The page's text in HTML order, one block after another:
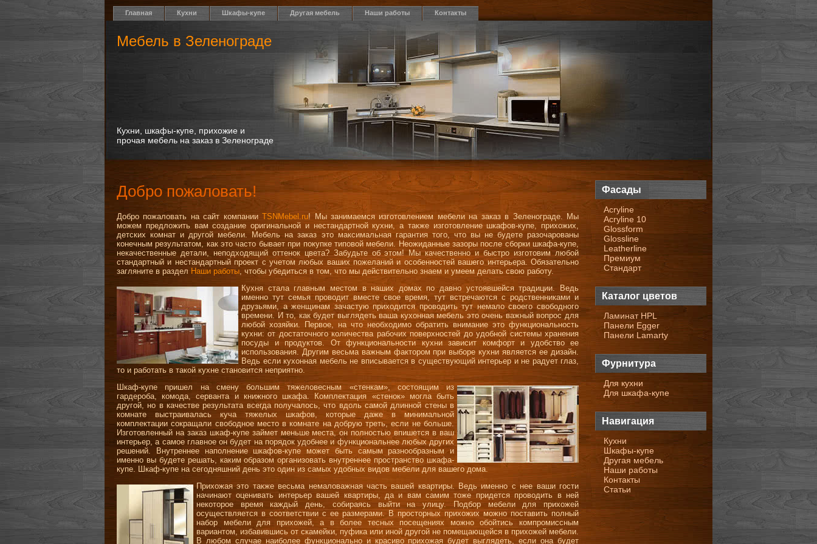
Главная Кухни Шкафы-купе Другая мебель Наши работы Контакты
Мебель в Зеленограде
Кухни, шкафы-купе, прихожие и
прочая мебель на заказ в Зеленограде
Добро пожаловать!
Добро пожаловать на сайт компанииTSNMebel.ru! Мы занимаемся изготовлением мебели на заказ в Зеленограде. Мы
можем предложить вам создание оригинальной и нестандартной кухни, а также изготовление шкафов-купе, прихожих,
детских комнат и другой мебели. Мебель на заказ это максимальная гарантия того, что вы не будете разочарованы
конечным результатом, как это часто бывает при покупке типовой мебели. Неожиданные зазоры после сборки шкафа-купе,
некачественные детали, неподходящий оттенок цвета? Забудьте об этом! Мы качественно и быстро изготовим любой
стандартный и нестандартный проект с учетом любых ваших пожеланий и особенностей вашего интерьера. Обязательно
загляните в раздел Наши работы, чтобы убедиться в том, что мы действительно знаем и умеем делать свою работу.
Кухня стала главным местом в наших домах по давно устоявшейся традиции. Ведь
именно тут семья проводит вместе свое время, тут встречаются с родственниками и
друзьями, а женщинам зачастую приходится проводить тут немало своего свободного
времени. И то, как будет выглядеть ваша кухонная мебель это очень важный вопрос для
любой хозяйки. Первое, на что необходимо обратить внимание это функциональность
кухни: от достаточного количества рабочих поверхностей до удобной системы хранения
посуды и продуктов. От функциональности кухни зависит комфорт и удобство ее
использования. Другим весьма важным фактором при выборе кухни является ее дизайн.
Ведь если кухонная мебель не вписывается в существующий интерьер и не радует глаз,
то и работать в такой кухне становится неприятно.
Шкаф-купе пришел на смену большим тяжеловесным «стенкам», состоящим из
гардероба, комода, серванта и книжного шкафа. Комплектация «стенок» могла быть
другой, но в качестве результата всегда получалось, что вдоль самой длинной стены в
комнате выстраивалась куча тяжелых шкафов, которые даже в минимальной
комплектации сокращали свободное место в комнате на добрую треть, если не больше.
Изготовленный на заказ шкаф-купе займет меньше места, он полностью впишется в ваш
интерьер, а самое главное он будет на порядок удобнее и функциональнее любых других
решений. Внутреннее наполнение шкафов-купе может быть самым разнообразным и
именно вы будете решать, каким образом организовать внутреннее пространство шкафа-
купе. Шкаф-купе на сегодняшний день это один из самых удобных видов мебели для вашего дома.
Прихожая это также весьма немаловажная часть вашей квартиры. Ведь именно с нее ваши гости
начинают оценивать интерьер вашей квартиры, да и вам самим тоже придется проводить в ней
некоторое время каждый день, собираясь выйти на улицу. Подбор мебели для прихожей
осуществляется в соответствии с ее размерами. В просторных прихожих можно поставить полный
набор мебели для прихожей, а в более тесных посещениях можно обойтись компромиссным
вариантом, избавившись от скамейки, пуфика или иной другой не помещающейся в прихожей мебели.
В любом случае наиболее функционально и красиво прихожая будет выглядеть, если она будет
Фасады
Acryline
Acryline 10
Glossform
Glossline
Leatherline
Премиум
Стандарт
Каталог цветов
Ламинат HPL
Панели Egger
Панели Lamarty
Фурнитура
Для кухни
Для шкафа-купе
Навигация
Кухни
Шкафы-купе
Другая мебель
Наши работы
Контакты
Статьи